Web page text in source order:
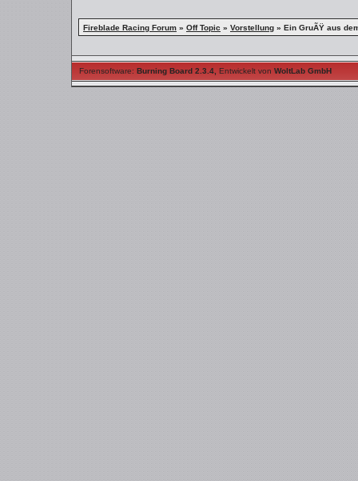
Fireblade Racing Forum » Off Topic » Vorstellung » Ein GruÃŸ aus
Forensoftware: Burning Board 2.3.4 Entwickelt von WoltLab GmbH